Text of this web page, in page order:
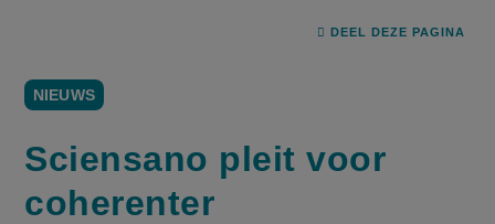
DEEL DEZE PAGINA
NIEUWS
Sciensano pleit voor
coherenter